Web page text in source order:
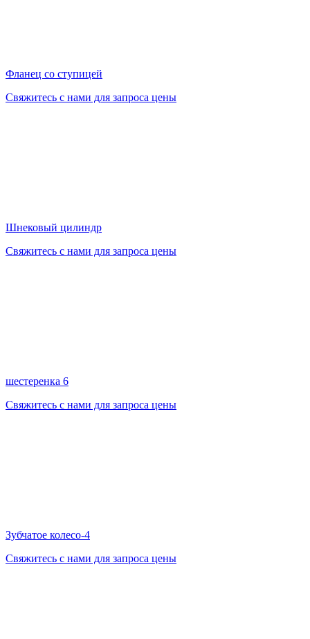
Фланец со ступицей
Свяжитесь с нами для запроса цены
Шнековый цилиндр
Свяжитесь с нами для запроса цены
шестеренка 6
Свяжитесь с нами для запроса цены
Зубчатое колесо-4
Свяжитесь с нами для запроса цены